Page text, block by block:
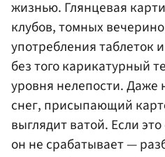
жизнью. Глянцевая
клубов, томных
употребления таблеток
без того карикатурный
уровня нелепости. Даже
снег, присыпающий
выглядит ватой. Если
он не срабатывает —